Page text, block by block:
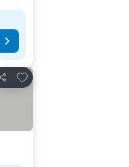
Κοινοποίηση
Προσθήκη στα αγαπημένα